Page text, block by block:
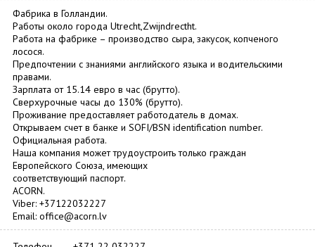
Фабрика в Голландии.
Работы около города Utrecht,Zwijndrectht.
Работа на фабрике – производство сыра, закусок, копченого
лосося.
Предпочтении с знаниями английского языка и водительскими
правами.
Зарплата от 15.14 евро в час (брутто).
Сверхурочные часы до 130% (брутто).
Проживание предоставляет работодатель в домах.
Открываем счет в банке и SOFI/BSN identification number.
Официальная работа.
Наша компания может трудоустроить только граждан
Европейского Союза, имеющих
соответствующий паспорт.
ACORN.
Viber: +37122032227
Email: office@acorn.lv